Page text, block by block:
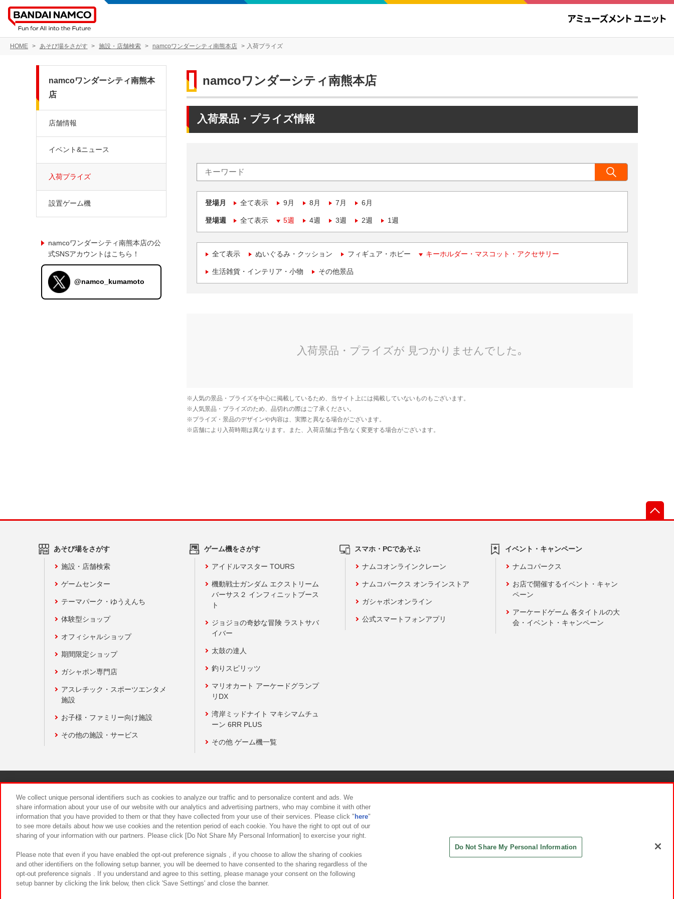
HOME あそび場をさがす 施設・店舗検索 namcoワンダーシティ南熊本店 入荷プライズ
namcoワンダーシティ南熊本店
入荷景品・プライズ情報
登場月 全て表示 9月 8月 7月 6月
登場週 全て表示 5週 4週 3週 2週 1週
全て表示 ぬいぐるみ・クッション フィギュア・ホビー キーホルダー・マスコット・アクセサリー
生活雑貨・インテリア・小物 その他景品
namcoワンダーシティ南熊本
店
店舗情報
イベント&ニュース
入荷プライズ
設置ゲーム機
namcoワンダーシティ南熊本店の公
式SNSアカウントはこちら！
@namco_kumamoto
あそび場をさがす
施設・店舗検索
ゲームセンター
テーマパーク・ゆうえんち
体験型ショップ
オフィシャルショップ
期間限定ショップ
ガシャポン専門店
アスレチック・スポーツエンタメ
施設
お子様・ファミリー向け施設
その他の施設・サービス
ゲーム機をさがす
アイドルマスター TOURS
機動戦士ガンダム エクストリーム
バーサス２ インフィニットブース
ト
ジョジョの奇妙な冒険 ラストサバ
イバー
太鼓の達人
釣りスピリッツ
マリオカート アーケードグランプ
リDX
湾岸ミッドナイト マキシマムチュ
ーン 6RR PLUS
その他 ゲーム機一覧
スマホ・PCであそぶ
ナムコオンラインクレーン
ナムコパークス オンラインストア
ガシャポンオンライン
公式スマートフォンアプリ
イベント・キャンペーン
ナムコパークス
お店で開催するイベント・キャン
ペーン
アーケードゲーム 各タイトルの大
会・イベント・キャンペーン
食品のご提供について カスタマーハラスメント対応方針
We collect unique personal identifiers such as cookies to analyze our traffic and to personalize content and ads. We
share information about your use of our website with our analytics and advertising partners, who may combine it with other
information that you have provided to them or that they have collected from your use of their services. Please click " here"
to see more details about how we use cookies and the retention period of each cookie. You have the right to opt out of our
sharing of your information with our partners. Please click [Do Not Share My Personal Information] to exercise your right.
Please note that even if you have enabled the opt-out preference signals , if you choose to allow the sharing of cookies
and other identifiers on the following setup banner, you will be deemed to have consented to the sharing regardless of the
opt-out preference signals . If you understand and agree to this setting, please manage your consent on the following
setup banner by clicking the link below, then click 'Save Settings' and close the banner.
Do Not Share My Personal Information